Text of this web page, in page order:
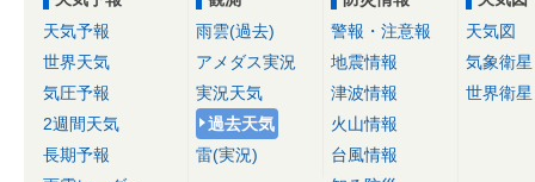
天気予報
世界天気
気圧予報
2週間天気
長期予報
雨雲(過去)
アメダス実況
実況天気
過去天気
雷(実況)
警報・注意報
地震情報
津波情報
火山情報
台風情報
天気図
気象衛星
世界衛星